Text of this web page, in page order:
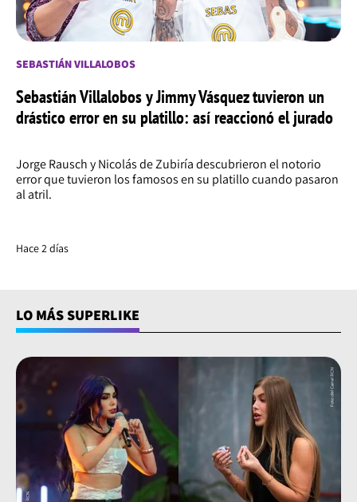
SEBASTIÁN VILLALOBOS
Sebastián Villalobos y Jimmy Vásquez tuvieron un
drástico error en su platillo: así reaccionó el jurado
Jorge Rausch y Nicolás de Zubiría descubrieron el notorio
error que tuvieron los famosos en su platillo cuando pasaron
al atril.
Hace 2 días
LO MÁS SUPERLIKE